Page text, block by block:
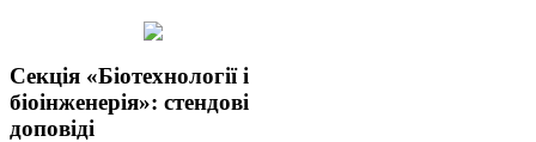
Секція «Біотехнології і
біоінженерія»: стендові
доповіді